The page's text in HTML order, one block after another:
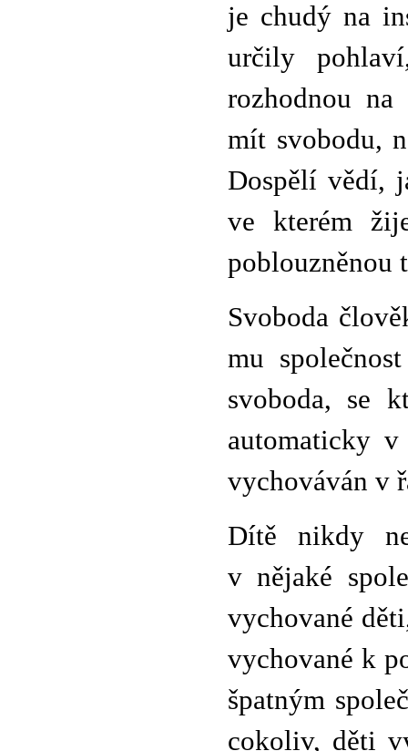
je chudý na
určily
rozhodnou na
mít svobodu,
Dospělí vědí,
ve kterém
poblouzněnou
Svoboda
mu
svoboda, se
automaticky
vychováván v
Dítě nikdy
v nějaké
vychované
vychované k
špatným
cokoliv, děti